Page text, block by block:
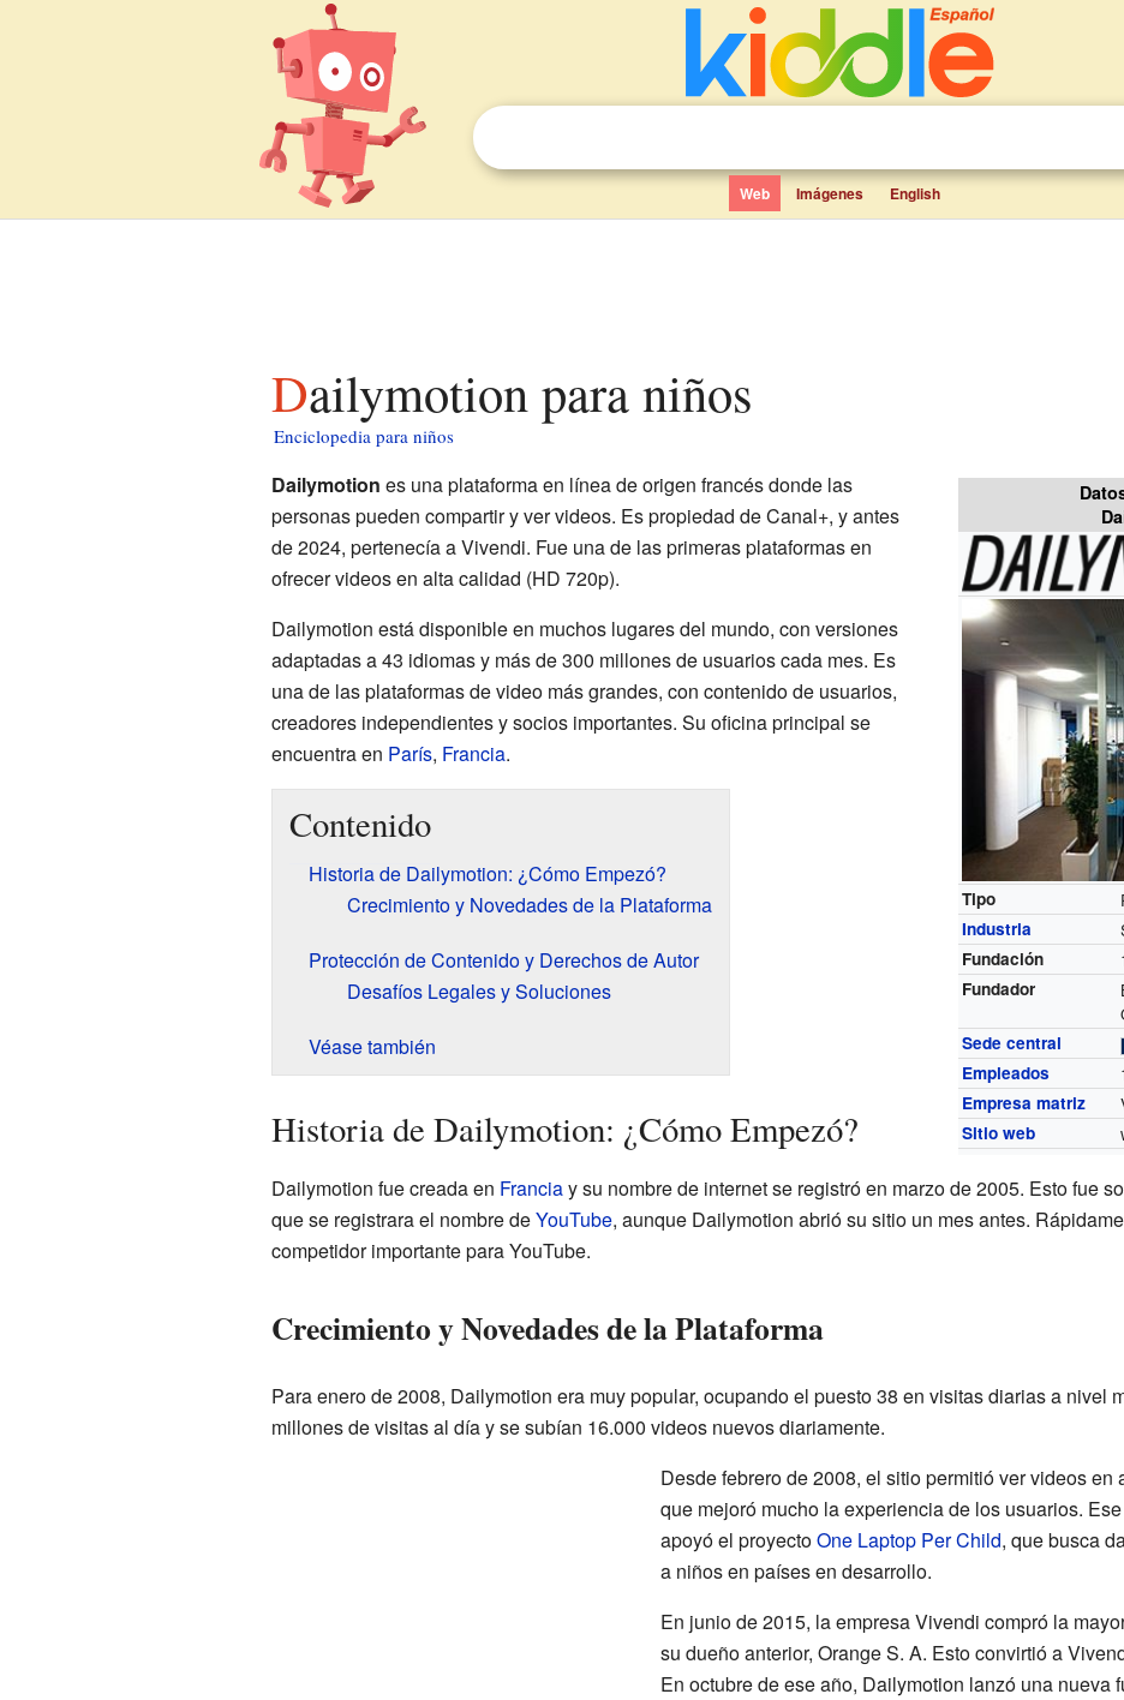
Web Imágenes English
Dailymotion para niños
Enciclopedia para niños
Tipo
Industria
Fundación
Fundador
Sede central
Empleados
Empresa matriz
Sitio web
Dailymotion es una plataforma en línea de origen francés donde las
personas pueden compartir y ver videos. Es propiedad de Canal+, y antes
de 2024, pertenecía a Vivendi. Fue una de las primeras plataformas en
ofrecer videos en alta calidad (HD 720p).
Dailymotion está disponible en muchos lugares del mundo, con versiones
adaptadas a 43 idiomas y más de 300 millones de usuarios cada mes. Es
una de las plataformas de video más grandes, con contenido de usuarios,
creadores independientes y socios importantes. Su oficina principal se
encuentra en París, Francia.
Contenido
Historia de Dailymotion: ¿Cómo Empezó?
Crecimiento y Novedades de la Plataforma
Protección de Contenido y Derechos de Autor
Desafíos Legales y Soluciones
Véase también
Historia de Dailymotion: ¿Cómo Empezó?
Dailymotion fue creada en Franciay su nombre de internet se registró en marzo de 2005. Esto fue
que se registrara el nombre deYouTube, aunque Dailymotion abrió su sitio un mes antes.
competidor importante para YouTube.
Crecimiento y Novedades de la Plataforma
Para enero de 2008, Dailymotion era muy popular, ocupando el puesto 38 en visitas diarias a nivel
millones de visitas al día y se subían 16.000 videos nuevos diariamente.
Desde febrero de 2008, el sitio permitió ver videos en
que mejoró mucho la experiencia de los usuarios.
apoyó el proyectoOne Laptop Per Child, que busca
a niños en países en desarrollo.
En junio de 2015, la empresa Vivendi compró la
su dueño anterior, Orange S. A. Esto convirtió a
En octubre de ese año, Dailymotion lanzó una nueva